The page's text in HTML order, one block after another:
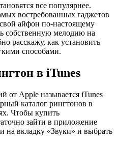
все популярнее.
востребованных гаджетов
айфон по-настоящему
собственную мелодию на
расскажу, как установить
способами.
в iTunes
от Apple называется iTunes
каталог рингтонов в
Чтобы купить
зайти в приложение
на вкладку «Звуки» и выбрать